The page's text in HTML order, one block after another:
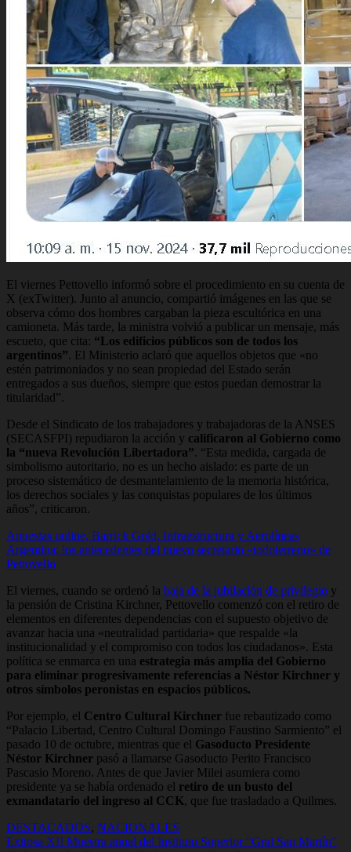
El viernes Pettovello informó sobre el procedimiento en su cuenta de
X (exTwitter). Junto al anuncio, compartió imágenes en las que se
observa cómo dos hombres cargaban la pieza escultórica en una
camioneta. Más tarde, la ministra volvió a publicar un mensaje, más
escueto, que cita: “Los edificios públicos son de todos los
argentinos”. El Ministerio aclaró que aquellos objetos que «no
estén patrimoniados y no sean propiedad del Estado serán
entregados a sus dueños, siempre que estos puedan demostrar la
titularidad”.
Desde el Sindicato de los trabajadores y trabajadoras de la ANSES
(SECASFPI) repudiaron la acción y calificaron al Gobierno como
la “nueva Revolución Libertadora”. “Esta medida, cargada de
simbolismo autoritario, no es un hecho aislado: es parte de un
proceso sistemático de desmantelamiento de la memoria histórica,
los derechos sociales y las conquistas populares de los últimos
años”, criticaron.
Apuestas online, Barrick Gold, Infraestructura y Aerolíneas
Argentina: los antecedentes del nuevo secretario «todoterreno» de
Pettovello
El viernes, cuando se ordenó la baja de la jubilación de privilegio y
la pensión de Cristina Kirchner, Pettovello comenzó con el retiro de
elementos en diferentes dependencias con el supuesto objetivo de
avanzar hacia una «neutralidad partidaria» que respalde «la
institucionalidad y el compromiso con todos los ciudadanos». Esta
política se enmarca en una estrategia más amplia del Gobierno
para eliminar progresivamente referencias a Néstor Kirchner y
otros símbolos peronistas en espacios públicos.
Por ejemplo, el Centro Cultural Kirchner fue rebautizado como
“Palacio Libertad, Centro Cultural Domingo Faustino Sarmiento” el
pasado 10 de octubre, mientras que el Gasoducto Presidente
Néstor Kirchner pasó a llamarse Gasoducto Perito Francisco
Pascasio Moreno. Antes de que Javier Milei asumiera como
presidente ya se había ordenado el retiro de un busto del
exmandatario del ingreso al CCK, que fue trasladado a Quilmes.
DESTACADOS, NACIONALES
Navegación
Exitosa XII Muestra anual del Instituto Superior “Gral San Martín”